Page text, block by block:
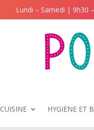
Lundi – Samedi | 9h30
CUISINE HYGIENE ET